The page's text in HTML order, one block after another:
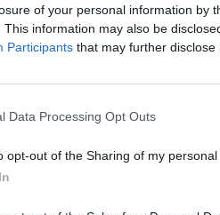
of your personal information by
This information may also be
Participants that may further disclose
Data Processing Opt Outs
opt-out of the Sharing of my personal
döntések gazdasági számításait
megoldások
szoruló üzleti
szervez.
office-rooms-more-efficient-